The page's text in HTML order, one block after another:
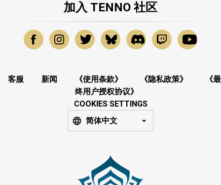
加入 TENNO 社区
客服 新闻 《使用条款》 《隐私政策》
《最
终用户授权协议》
COOKIES SETTINGS
简体中文